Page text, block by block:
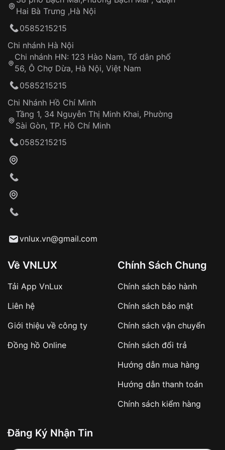
Hotline: 0585 215 215
Từ khóa SEO:
Khách hàng kiểm tra và thanh toán trực tiếp
Từ khóa SEO:
sản phẩm đặc biệt
hàng
Số tiền còn lại thanh toán khi nhận hàng hoặc
✔️ Đảm bảo xử lý đơn hàng nhanh chóng
✔️ Hạn chế tình trạng hủy đơn không mong
Từ khóa SEO:
Tự ý sửa chữa
thống VNLUX
Đảm bảo quyền lợi khách hàng
Đồng hành cùng khách hàng trong suốt quá
trình sử dụng
Hai Bà Trưng ,Hà Nội
0585215215
Chi nhánh Hà Nội
Chi nhánh HN: 123 Hào Nam, Tổ dân phố
56, Ô Chợ Dừa, Hà Nội, Việt Nam
0585215215
Chi Nhánh Hồ Chí Minh
Tầng 1, 34 Nguyễn Thị Minh Khai, Phường
Sài Gòn, TP. Hồ Chí Minh
0585215215
vnlux.vn@gmail.com
Về VNLUX
Tải App VnLux
Liên hệ
Giới thiệu về công ty
Đồng hồ Online
Chính Sách Chung
Chính sách bảo hành
Chính sách bảo mật
Chính sách vận chuyển
Chính sách đổi trả
Hướng dẫn mua hàng
Hướng dẫn thanh toán
Chính sách kiểm hàng
Đăng Ký Nhận Tin